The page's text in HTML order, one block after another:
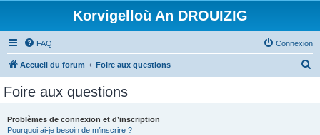
Korvigelloù An DROUIZIG
FAQ Connexion
Accueil du forum Foire aux questions
Foire aux questions
Problèmes de connexion et d’inscription
Pourquoi ai-je besoin de m’inscrire ?